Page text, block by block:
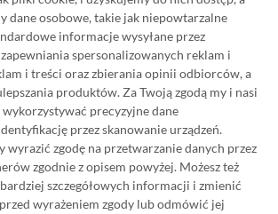
dane osobowe, takie jak niepowtarzalne
informacje wysyłane przez
spersonalizowanych reklam i
i treści oraz zbierania opinii odbiorców, a
produktów. Za Twoją zgodą my i nasi
wykorzystywać precyzyjne dane
przez skanowanie urządzeń.
wyrazić zgodę na przetwarzanie danych przez
zgodnie z opisem powyżej. Możesz też
szczegółowych informacji i zmienić
wyrażeniem zgody lub odmówić jej
do siebie
firmy i
1 min. czytania